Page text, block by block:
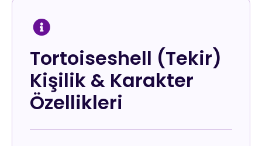
Tortoiseshell (Tekir)
Kişilik & Karakter
Özellikleri